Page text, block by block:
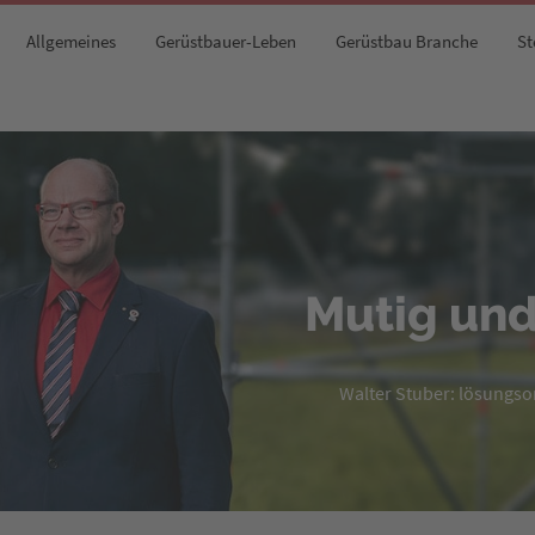
Allgemeines Gerüstbauer-Leben Gerüstbau Branche
Mutig
Walter Stuber: